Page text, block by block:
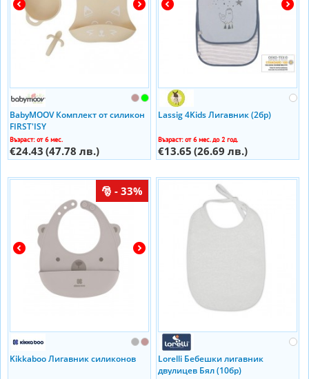
BabyMOOV Комплект от силикон
FIRST'ISY
Възраст: от 6 мес.
€24.43 (47.78 лв.)
Lassig 4Kids Лигавник (2бр)
Възраст: от 6 мес. до 2 год.
€13.65 (26.69 лв.)
- 33%
Kikkaboo Лигавник силиконов
Lorelli Бебешки лигавник
двулицев Бял (10бр)